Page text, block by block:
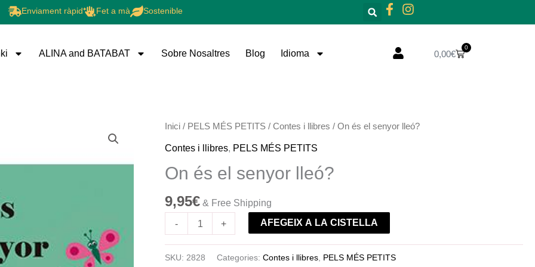
Enviament ràpid Fet a mà Sostenible
ALINA and BATABAT Sobre Nosaltres Blog Idioma 0,00€
0
Cistella
Inici / PELS MÉS PETITS /Contes i llibres / On és el senyor lleó?
Contes i llibres, PELS MÉS PETITS
On és el senyor lleó?
9,95€ & Free Shipping
-
quantitat
de
és
senyor
lleó?
+ AFEGEIX A LA CISTELLA
SKU: 2828 Categories:Contes i llibres PELS MÉS PETITS